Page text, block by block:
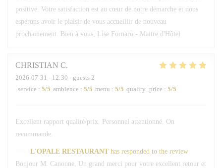
positive. Votre satisfaction est au cœur de notre démarche et nous
espérons avoir le plaisir de vous accueillir de nouveau
prochainement. Bien à vous, Lise Fornaro - Maitre d'Hôtel
CHRISTIAN C
2026-07-31 - 12:30 - guests 2
service : 5/5 ambience : 5/5 menu : 5/5 quality_price : 5/5
Excellent rapport qualité/prix. Personnel attentionné. On
recommande.
L'OPALE RESTAURANT has responded to the review
Bonjour M. Canonne, Un grand merci pour votre excellent retour et